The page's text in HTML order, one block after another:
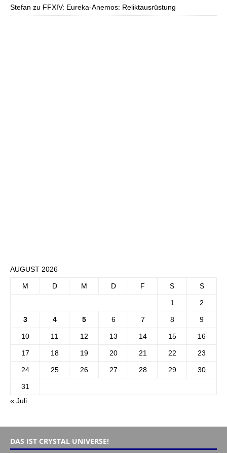
Stefan zu FFXIV: Eureka-Anemos: Reliktausrüstung
AUGUST 2026
M D M D F S S
1 2
3 4 5 6 7 8 9
10 11 12 13 14 15 16
17 18 19 20 21 22 23
24 25 26 27 28 29 30
31
« Juli
DAS IST CRYSTAL UNIVERSE!